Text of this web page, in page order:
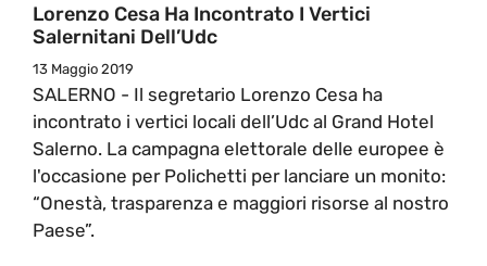
Lorenzo Cesa Ha Incontrato I Vertici
Salernitani Dell’Udc
13 Maggio 2019
SALERNO - Il segretario Lorenzo Cesa ha
incontrato i vertici locali dell’Udc al Grand Hotel
Salerno. La campagna elettorale delle europee è
l'occasione per Polichetti per lanciare un monito:
“Onestà, trasparenza e maggiori risorse al nostro
Paese”.